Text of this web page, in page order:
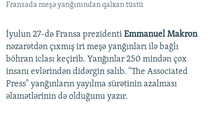
Fransada meşə yanğınından qalxan tüstü
İyulun 27-də Fransa prezidenti Emmanuel Makron
nəzarətdən çıxmış iri meşə yanğınları ilə bağlı
böhran iclası keçirib. Yanğınlar 250 mindən çox
insanı evlərindən didərgin salıb. "The Associated
Press" yanğınların yayılma sürətinin azalması
əlamətlərinin də olduğunu yazır.